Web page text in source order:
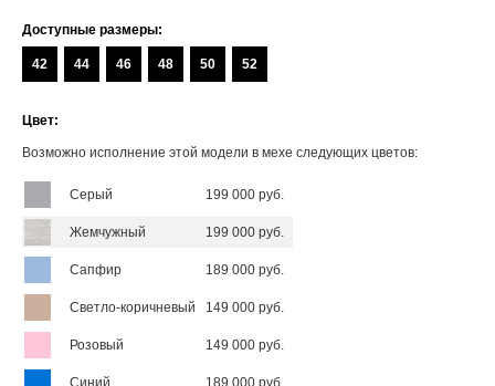
Доступные размеры:
42 44 46 48 50 52
Цвет:
Возможно исполнение этой модели в мехе следующих цветов:
Серый 199 000 руб.
Жемчужный 199 000 руб.
Сапфир 189 000 руб.
Светло-коричневый 149 000 руб.
Розовый 149 000 руб.
Синий 189 000 руб.